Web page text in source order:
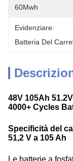
60Mwh
Evidenziare:
Batteria Del
48V 105Ah
4000+ Cycles
Specificità del
51,2 V a 105 Ah
Le batterie a